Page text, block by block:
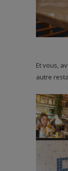
Et vous,
autre